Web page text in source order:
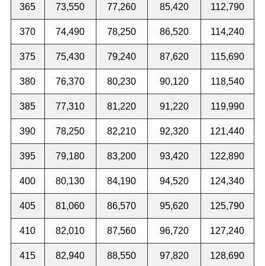
365 73,550 77,260 85,420 112,790
370 74,490 78,250 86,520 114,240
375 75,430 79,240 87,620 115,690
380 76,370 80,230 90,120 118,540
385 77,310 81,220 91,220 119,990
390 78,250 82,210 92,320 121,440
395 79,180 83,200 93,420 122,890
400 80,130 84,190 94,520 124,340
405 81,060 86,570 95,620 125,790
410 82,010 87,560 96,720 127,240
415 82,940 88,550 97,820 128,690